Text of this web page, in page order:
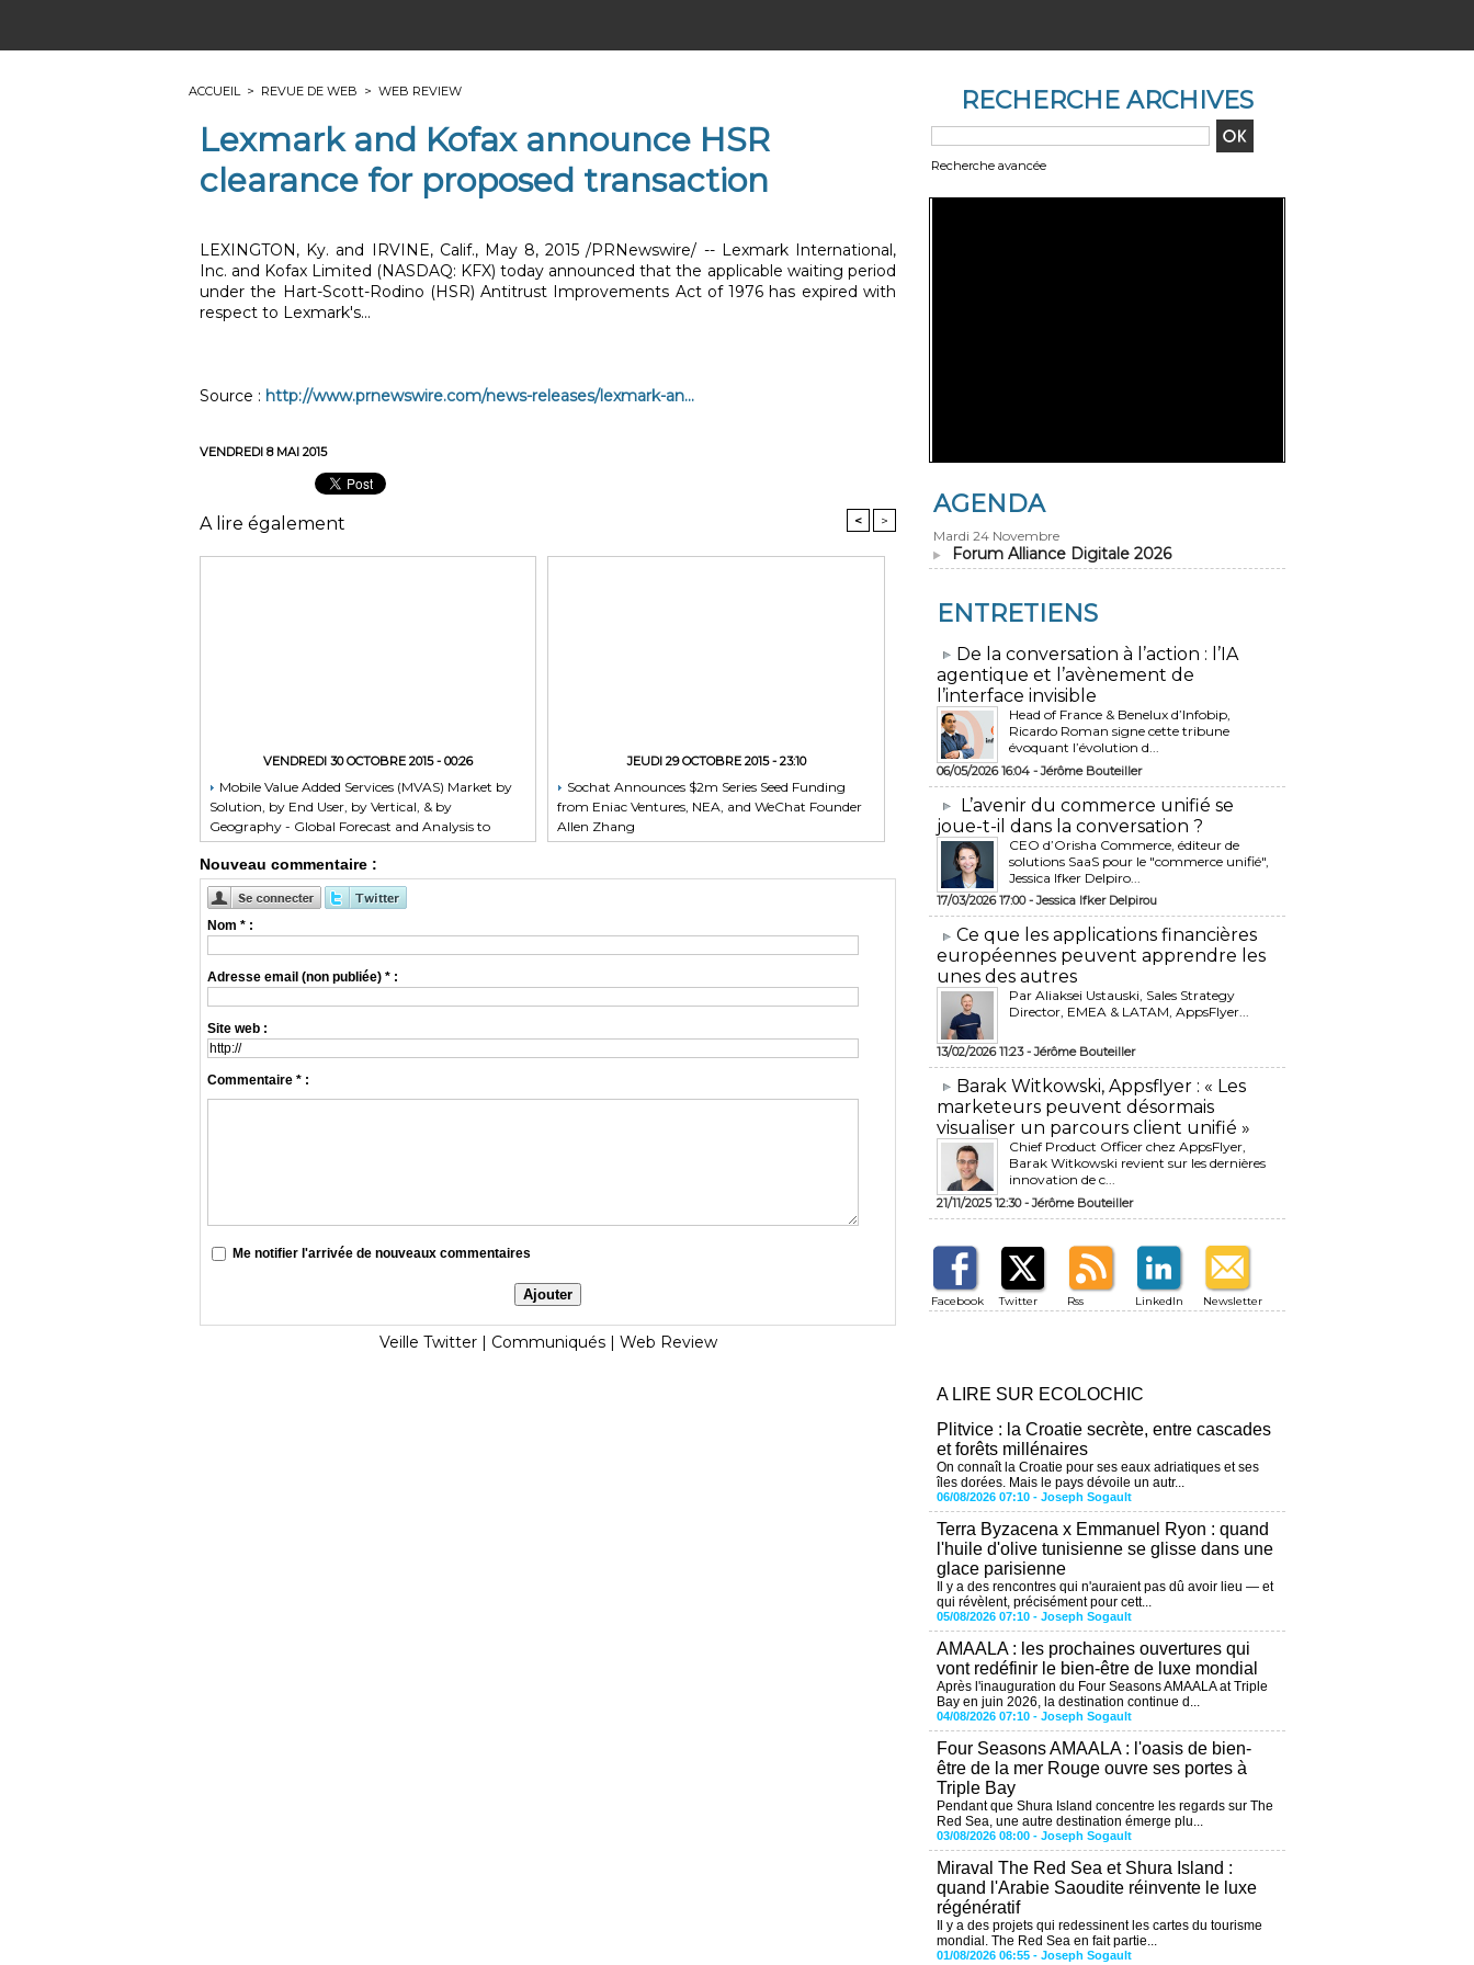
ACCUEIL > REVUE DE WEB > WEB REVIEW
Lexmark and Kofax announce HSR
clearance for proposed transaction
LEXINGTON, Ky. and IRVINE, Calif., May 8, 2015 /PRNewswire/ -- Lexmark International,
Inc. and Kofax Limited (NASDAQ: KFX) today announced that the applicable waiting period
under the Hart-Scott-Rodino (HSR) Antitrust Improvements Act of 1976 has expired with
respect to Lexmark's...
Source : http://www.prnewswire.com/news-releases/lexmark-an...
VENDREDI 8 MAI 2015
A lire également < >
VENDREDI 30 OCTOBRE 2015 - 00:26
Mobile Value Added Services (MVAS) Market by
Solution, by End User, by Vertical, & by
Geography - Global Forecast and Analysis to
2020 - Reportlinker Review
JEUDI 29 OCTOBRE 2015 - 23:10
Sochat Announces $2m Series Seed Funding
from Eniac Ventures, NEA, and WeChat Founder
Allen Zhang
Nouveau commentaire :
Nom * :
Adresse email (non publiée) * :
Site web :
Commentaire * :
Me notifier l'arrivée de nouveaux commentaires
Veille Twitter | Communiqués | Web Review
RECHERCHE ARCHIVES
Recherche avancée
AGENDA
Mardi 24 Novembre
Forum Alliance Digitale 2026
ENTRETIENS
​De la conversation à l’action : l’IA
agentique et l’avènement de
l’interface invisible
Head of France & Benelux d’Infobip,
Ricardo Roman signe cette tribune
évoquant l’évolution d...
06/05/2026 16:04 -Jérôme Bouteiller
L’avenir du commerce unifié se
joue-t-il dans la conversation ?
CEO d’Orisha Commerce, éditeur de
solutions SaaS pour le "commerce unifié",
Jessica Ifker Delpiro...
17/03/2026 17:00 -Jessica Ifker Delpirou
​Ce que les applications financières
européennes peuvent apprendre les
unes des autres
Par Aliaksei Ustauski, Sales Strategy
Director, EMEA & LATAM, AppsFlyer...
13/02/2026 11:23 -Jérôme Bouteiller
​Barak Witkowski, Appsflyer : « Les
marketeurs peuvent désormais
visualiser un parcours client unifié »
Chief Product Officer chez AppsFlyer, ​
Barak Witkowski revient sur les dernières
innovation de c...
21/11/2025 12:30 -Jérôme Bouteiller
Facebook Twitter Rss LinkedIn Newsletter
A LIRE SUR ECOLOCHIC
Plitvice : la Croatie secrète, entre cascades
et forêts millénaires
On connaît la Croatie pour ses eaux adriatiques et ses
îles dorées. Mais le pays dévoile un autr...
06/08/2026 07:10 - Joseph Sogault
Terra Byzacena x Emmanuel Ryon : quand
l'huile d'olive tunisienne se glisse dans une
glace parisienne
Il y a des rencontres qui n'auraient pas dû avoir lieu — et
qui révèlent, précisément pour cett...
05/08/2026 07:10 - Joseph Sogault
AMAALA : les prochaines ouvertures qui
vont redéfinir le bien-être de luxe mondial
Après l'inauguration du Four Seasons AMAALA at Triple
Bay en juin 2026, la destination continue d...
04/08/2026 07:10 - Joseph Sogault
Four Seasons AMAALA : l'oasis de bien-
être de la mer Rouge ouvre ses portes à
Triple Bay
Pendant que Shura Island concentre les regards sur The
Red Sea, une autre destination émerge plu...
03/08/2026 08:00 - Joseph Sogault
Miraval The Red Sea et Shura Island :
quand l'Arabie Saoudite réinvente le luxe
régénératif
Il y a des projets qui redessinent les cartes du tourisme
mondial. The Red Sea en fait partie...
01/08/2026 06:55 - Joseph Sogault